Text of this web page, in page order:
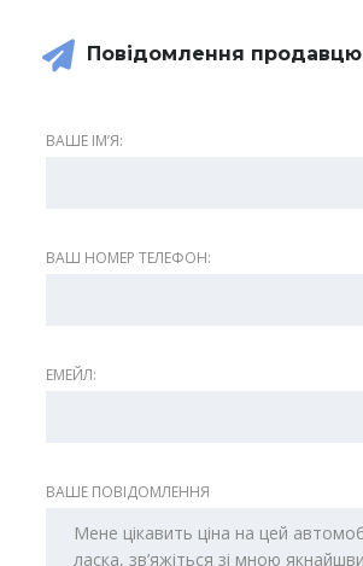
Повідомлення продавцю
ВАШЕ ІМʼЯ:
ВАШ НОМЕР ТЕЛЕФОН:
ЕМЕЙЛ:
ВАШЕ ПОВІДОМЛЕННЯ